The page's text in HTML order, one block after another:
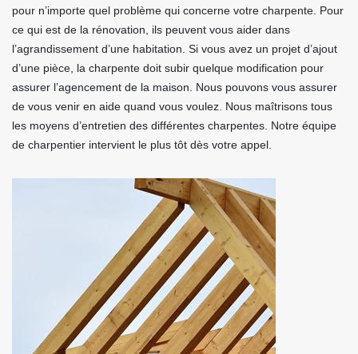
pour n’importe quel problème qui concerne votre charpente. Pour
ce qui est de la rénovation, ils peuvent vous aider dans
l’agrandissement d’une habitation. Si vous avez un projet d’ajout
d’une pièce, la charpente doit subir quelque modification pour
assurer l’agencement de la maison. Nous pouvons vous assurer
de vous venir en aide quand vous voulez. Nous maîtrisons tous
les moyens d’entretien des différentes charpentes. Notre équipe
de charpentier intervient le plus tôt dès votre appel.